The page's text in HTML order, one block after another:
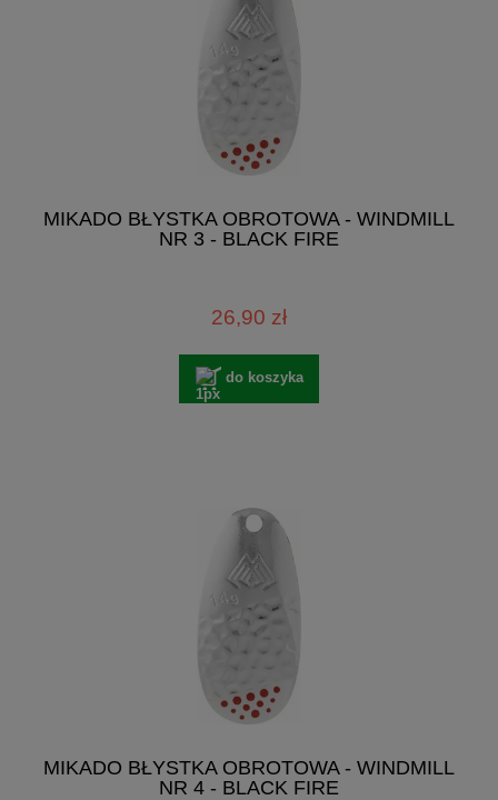
MIKADO BŁYSTKA OBROTOWA - WINDMILL
NR 3 - BLACK FIRE
26,90 zł
do koszyka
MIKADO BŁYSTKA OBROTOWA - WINDMILL
NR 4 - BLACK FIRE